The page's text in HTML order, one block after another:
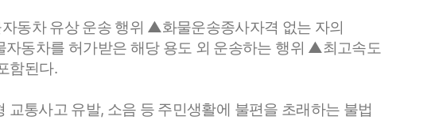
동차 유상 운송 행위 ▲화물운송종사자격 없는 자의
동차를 허가받은 해당 용도 외 운송하는 행위 ▲최고속도
함된다.
통사고 유발, 소음 등 주민생활에 불편을 초래하는 불법